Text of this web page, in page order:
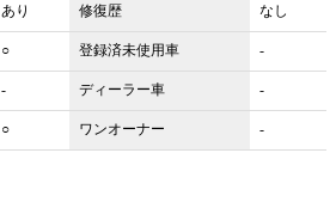
あり 修復歴 なし
○ 登録済未使用車 -
- ディーラー車 -
○ ワンオーナー -